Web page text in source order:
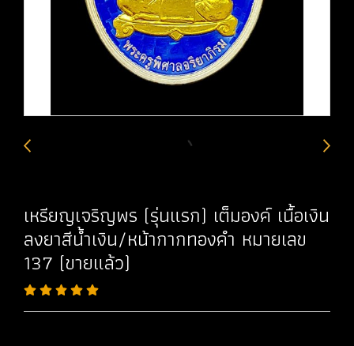
เหรียญเจริญพร (รุ่นแรก) เต็มองค์ เนื้อเงิน
ลงยาสีน้ำเงิน/หน้ากากทองคำ หมายเลข
137 (ขายแล้ว)